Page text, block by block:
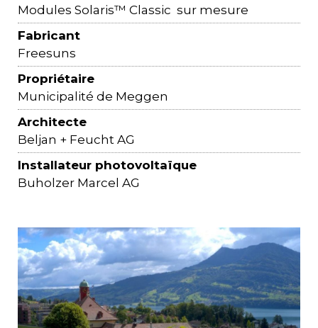
Modules Solaris™ Classic sur mesure
Fabricant
Freesuns
Propriétaire
Municipalité de Meggen
Architecte
Beljan + Feucht AG
Installateur photovoltaïque
Buholzer Marcel AG